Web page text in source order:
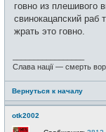
говно из плешивого
свинокацапский раб
жрать это говно.
Слава нації — смерть
Вернуться к началу
otk2002